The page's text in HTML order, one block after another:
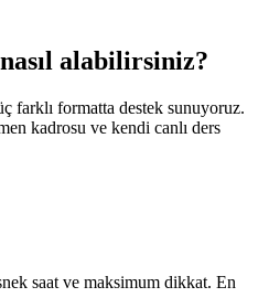
alabilirsiniz?
farklı formatta destek sunuyoruz.
kadrosu ve kendi canlı ders
saat ve maksimum dikkat. En